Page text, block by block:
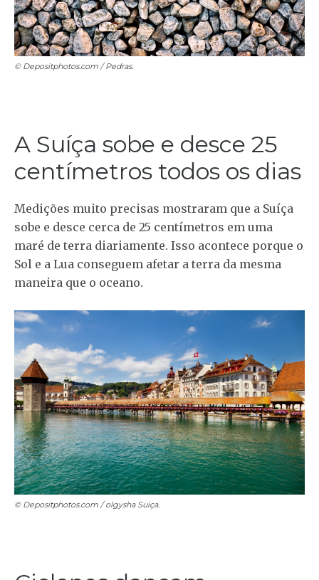
© Depositphotos.com /Pedras.
A Suíça sobe e desce 25
centímetros todos os dias
Medições muito precisas mostraram que a Suíça
sobe e desce cerca de 25 centímetros em uma
maré de terra diariamente. Isso acontece porque o
Sol e a Lua conseguem afetar a terra da mesma
maneira que o oceano.
© Depositphotos.com / olgyshaSuiça.